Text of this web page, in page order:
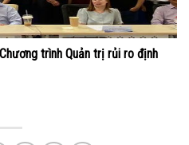
trình Quản trị rủi ro định